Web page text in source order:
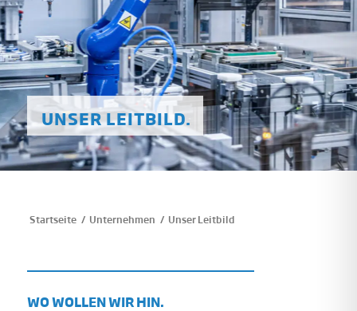
UNSER LEITBILD.
Startseite / Unternehmen / Unser Leitbild
WO WOLLEN WIR HIN.